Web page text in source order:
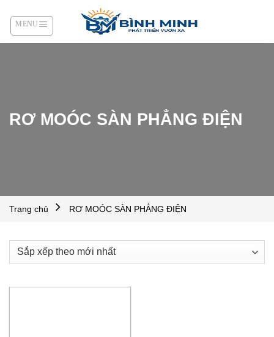
content
RƠ MOÓC SÀN PHẲNG ĐIỆN
Trang chủ RƠ MOÓC SÀN PHẲNG ĐIỆN